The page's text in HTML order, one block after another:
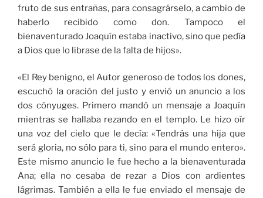
fruto de sus entrañas, para consagrárselo, a cambio de
haberlo recibido como don. Tampoco el
bienaventurado Joaquín estaba inactivo, sino que pedía
a Dios que lo librase de la falta de hijos».
«El Rey benigno, el Autor generoso de todos los dones,
escuchó la oración del justo y envió un anuncio a los
dos cónyuges. Primero mandó un mensaje a Joaquín
mientras se hallaba rezando en el templo. Le hizo oír
una voz del cielo que le decía: «Tendrás una hija que
será gloria, no sólo para ti, sino para el mundo entero».
Este mismo anuncio le fue hecho a la bienaventurada
Ana; ella no cesaba de rezar a Dios con ardientes
lágrimas. También a ella le fue enviado el mensaje de